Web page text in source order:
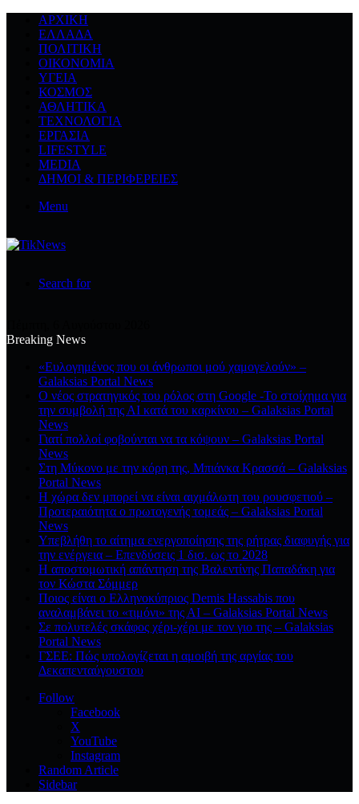
ΑΡΧΙΚΉ
ΕΛΛΆΔΑ
ΠΟΛΙΤΙΚΉ
ΟΙΚΟΝΟΜΊΑ
ΥΓΕΊΑ
ΚΌΣΜΟΣ
ΑΘΛΗΤΙΚΆ
ΤΕΧΝΟΛΟΓΙΆ
ΕΡΓΑΣΊΑ
LIFESTYLE
MEDIA
ΔΉΜΟΙ & ΠΕΡΙΦΈΡΕΙΕΣ
Menu
Search for
Breaking News
«Ευλογημένος που οι άνθρωποι μού χαμογελούν» –
Galaksias Portal News
O νέος στρατηγικός του ρόλος στη Google -Το στοίχημα για
την συμβολή της ΑΙ κατά του καρκίνου – Galaksias Portal
News
Γιατί πολλοί φοβούνται να τα κόψουν – Galaksias Portal
News
Στη Μύκονο με την κόρη της, Μπιάνκα Κρασσά – Galaksias
Portal News
Η χώρα δεν μπορεί να είναι αιχμάλωτη του ρουσφετιού –
Προτεραιότητα ο πρωτογενής τομεάς – Galaksias Portal
News
Υπεβλήθη το αίτημα ενεργοποίησης της ρήτρας διαφυγής για
την ενέργεια – Επενδύσεις 1 δισ. ως το 2028
Η αποστομωτική απάντηση της Βαλεντίνης Παπαδάκη για
τον Κώστα Σόμμερ
Ποιος είναι ο Ελληνοκύπριος Demis Hassabis που
αναλαμβάνει το «τιμόνι» της ΑΙ – Galaksias Portal News
Σε πολυτελές σκάφος χέρι-χέρι με τον γιο της – Galaksias
Portal News
ΓΣΕΕ: Πώς υπολογίζεται η αμοιβή της αργίας του
Δεκαπενταύγουστου
Follow
Facebook
X
YouTube
Instagram
Random Article
Sidebar